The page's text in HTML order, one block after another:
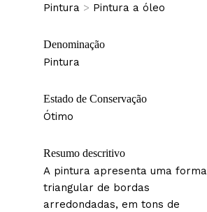
Pintura > Pintura a óleo
Denominação
Pintura
Estado de Conservação
Ótimo
Resumo descritivo
A pintura apresenta uma forma
triangular de bordas
arredondadas, em tons de